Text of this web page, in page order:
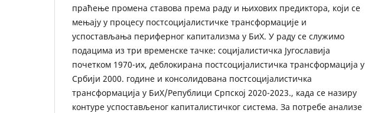
праћење промена ставова према раду и њихових предиктора, који се
мењају у процесу постсоцијалистичке трансформације и
успостављања периферног капитализма у БиХ. У раду се служимо
подацима из три временске тачке: социјалистичка Југославија
почетком 1970-их, деблокирана постсоцијалистичка трансформација у
Србији 2000. године и консолидована постсоцијалистичка
трансформација у БиХ/Републици Српској 2020-2023., када се назиру
контуре успостављеног капиталистичког система. За потребе анализе